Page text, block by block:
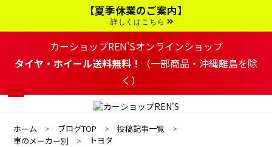
ン
す
る
【夏季休業のご案内】
詳しくはこちら
カーショップREN'Sオンラインショップ
タイヤ・ホイール送料無料！
（一部商品・沖縄離島を除
く）
ホーム ブログTOP
投稿記事一覧
車のメーカー別
トヨタ